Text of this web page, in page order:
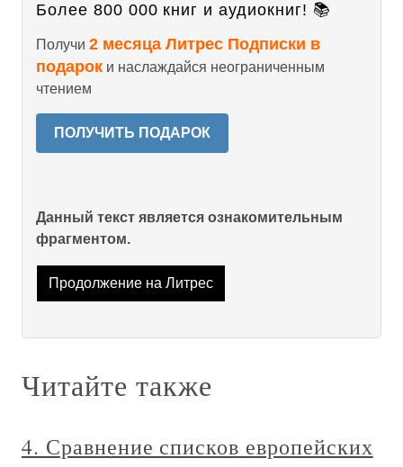
Более 800 000 книг и аудиокниг! 📚
Получи 2 месяца Литрес Подписки в
подарок и наслаждайся неограниченным
чтением
ПОЛУЧИТЬ ПОДАРОК
Данный текст является ознакомительным
фрагментом.
Продолжение на Литрес
Читайте также
4. Сравнение списков европейских